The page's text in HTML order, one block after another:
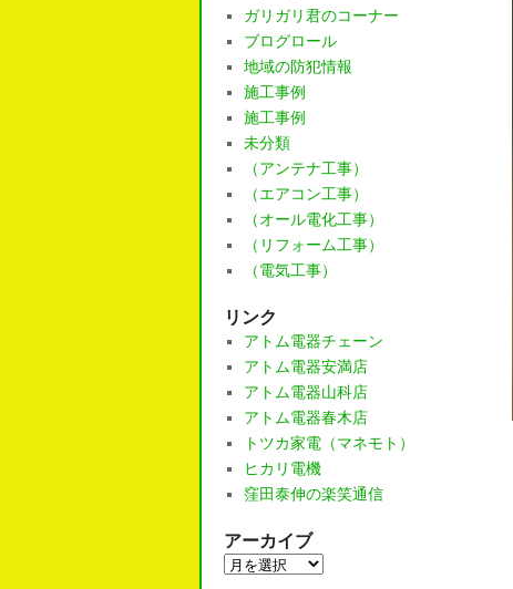
ガリガリ君のコーナー
ブログロール
地域の防犯情報
施工事例
施工事例
未分類
（アンテナ工事）
（エアコン工事）
（オール電化工事）
（リフォーム工事）
（電気工事）
リンク
アトム電器チェーン
アトム電器安満店
アトム電器山科店
アトム電器春木店
トツカ家電（マネモト）
ヒカリ電機
窪田泰伸の楽笑通信
アーカイブ
ア